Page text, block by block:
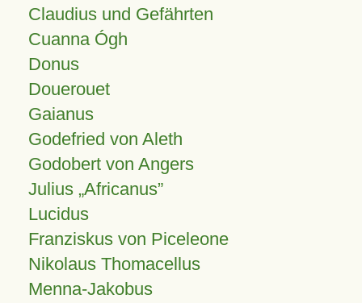
Claudius und Gefährten
Cuanna Ógh
Donus
Douerouet
Gaianus
Godefried von Aleth
Godobert von Angers
Julius Africanus
Lucidus
Franziskus von Piceleone
Nikolaus Thomacellus
Menna-Jakobus